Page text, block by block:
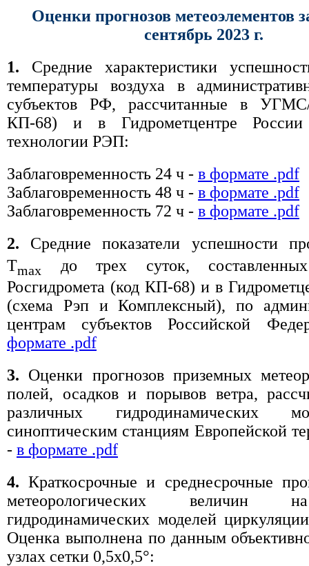
Оценки прогнозов метеоэлементов
сентябрь 2023 г.
1. Средние характеристики
температуры воздуха в
субъектов РФ, рассчитанные в
КП-68) и в Гидрометцентре
технологии РЭП:
Заблаговременность 24 ч - в формате .pdf
Заблаговременность 48 ч - в формате .pdf
Заблаговременность 72 ч - в формате .pdf
2. Средние показатели успешности
Tmax
до трех суток,
Росгидромета (код КП-68) и в
(схема Рэп и Комплексный), по
центрам субъектов Российской
формате .pdf
3. Оценки прогнозов приземных
полей, осадков и порывов ветра,
различных гидродинамических
синоптическим станциям Европейской
- в формате .pdf
4. Краткосрочные и среднесрочные
метеорологических величин
гидродинамических моделей
Оценка выполнена по данным
узлах сетки 0,5x0,5°: